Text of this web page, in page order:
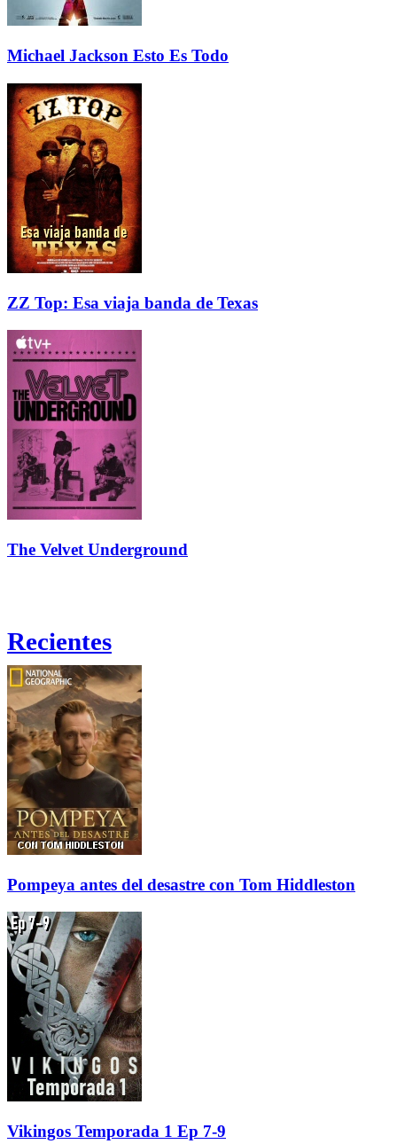
Michael Jackson Esto Es Todo
ZZ Top: Esa viaja banda de Texas
The Velvet Underground
Recientes
Pompeya antes del desastre con Tom Hiddleston
Vikingos Temporada 1 Ep 7-9